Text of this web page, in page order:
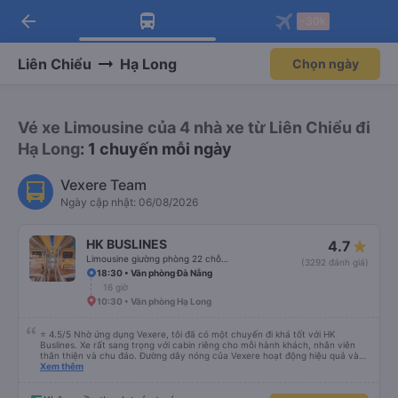
Tải app Vexere ngay!
Nhận ưu đãi thành viên độc
Mở app
Tải app Vexere
-30k/ghế khi đặt vé máy bay qua
Mở app
arrow_back
Liên Chiểu Hạ Long Chọn ngày
Vé xe Limousine của 4 nhà xe từ Liên Chiểu đi
Hạ Long: 1 chuyến mỗi ngày
Vexere Team
Ngày cập nhật: 06/08/2026
HK BUSLINES 4.7
(3292 đánh giá)
18:30 • Văn phòng Đà Nẵng
16 giờ
10:30 • Văn phòng Hạ Long
⭐ 4.5/5 Nhờ ứng dụng Vexere, tôi đã có một chuyến đi khá tốt với HK
Buslines. Xe rất sang trọng với cabin riêng cho mỗi hành khách, nhân viên
thân thiện và chu đáo. Đường dây nóng của Vexere hoạt động hiệu quả và
thể hiện trách nhiệm với khách hàng. Nhược điểm: -0.5 sao vì quy trình đặt
Xem thêm